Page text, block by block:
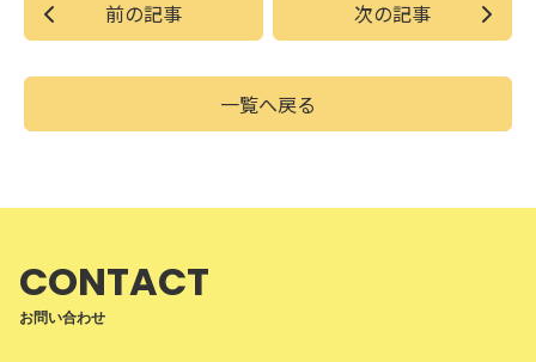
前の記事
一覧へ戻る
次の記事
CONTACT
お問い合わせ